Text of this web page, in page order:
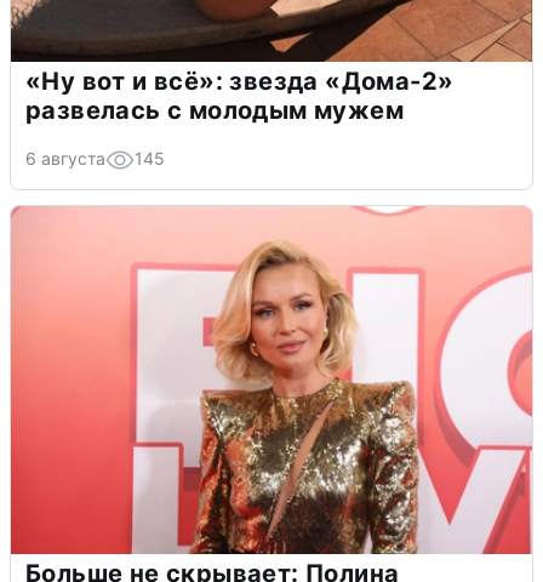
«Ну вот и всё»: звезда «Дома-2»
развелась с молодым мужем
6 августа 145
Больше не скрывает: Полина